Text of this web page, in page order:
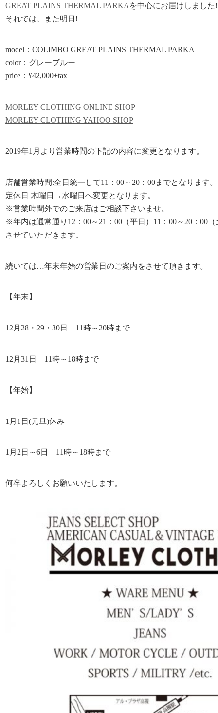
GREAT PLAINS THERMAL PARKA を中心にお届けしました
それでは、また明日!
model：COLIMBO GREAT PLAINS THERMAL PARKA
color：グレーブルー
price：¥42,000+tax
MORLEY CLOTHING ONLINE SHOP
MORLEY CLOTHING YAHOO SHOP
2019年1月より営業時間の下記の内容に変更となります。
店舗営業時間:全日統一して11：00～20：00までとなります。
定休日 木曜日→水曜日へ変更となります。
※営業時間外でのご来店はご相談下さいませ。
※年内は通常通り12：00～21：00（平日）11：00～20：00
させていただきます。
続いては…年末年始の営業日のご案内をさせて頂きます。
【年末】
12月28・29・30日 11時～20時まで
12月31日 11時～18時まで
【年始】
1月1日(元旦)休み
1月2日～6日 11時～18時まで
何卒よろしくお願いいたします。